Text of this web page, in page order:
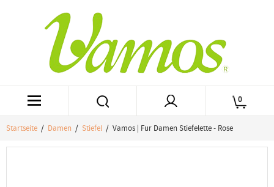
0
Startseite / Damen / Stiefel / Vamos | Fur Damen Stiefelette - Rose